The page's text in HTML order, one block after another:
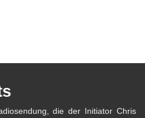
die der Initiator Chris